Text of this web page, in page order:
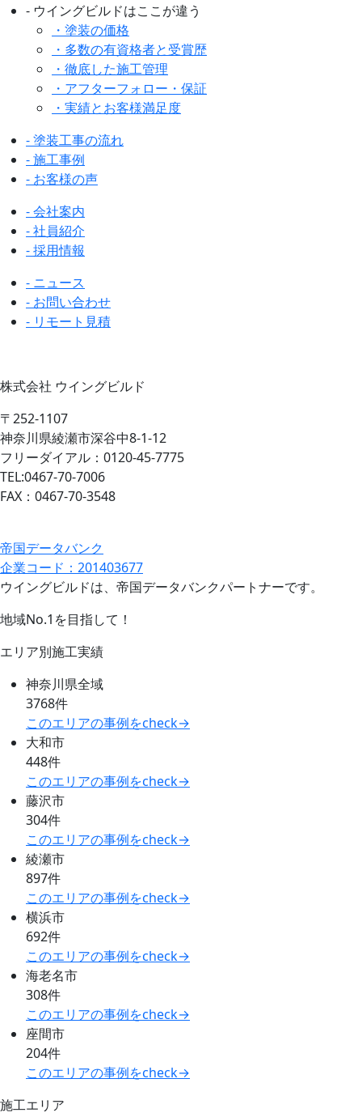
- ウイングビルドはここが違う
・塗装の価格
・多数の有資格者と受賞歴
・徹底した施工管理
・アフターフォロー・保証
・実績とお客様満足度
- 塗装工事の流れ
- 施工事例
- お客様の声
- 会社案内
- 社員紹介
- 採用情報
- ニュース
- お問い合わせ
- リモート見積
株式会社 ウイングビルド
〒252-1107
神奈川県綾瀬市深谷中8-1-12
フリーダイアル：0120-45-7775
TEL:0467-70-7006
FAX：0467-70-3548
帝国データバンク
企業コード：201403677
ウイングビルドは、帝国データバンクパートナーです。
地域No.1を目指して！
エリア別施工実績
神奈川県全域
3768件
このエリアの事例をcheck→
大和市
448件
このエリアの事例をcheck→
藤沢市
304件
このエリアの事例をcheck→
綾瀬市
897件
このエリアの事例をcheck→
横浜市
692件
このエリアの事例をcheck→
海老名市
308件
このエリアの事例をcheck→
座間市
204件
このエリアの事例をcheck→
施工エリア